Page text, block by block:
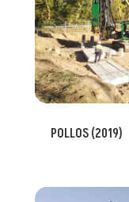
POLLOS (2019)